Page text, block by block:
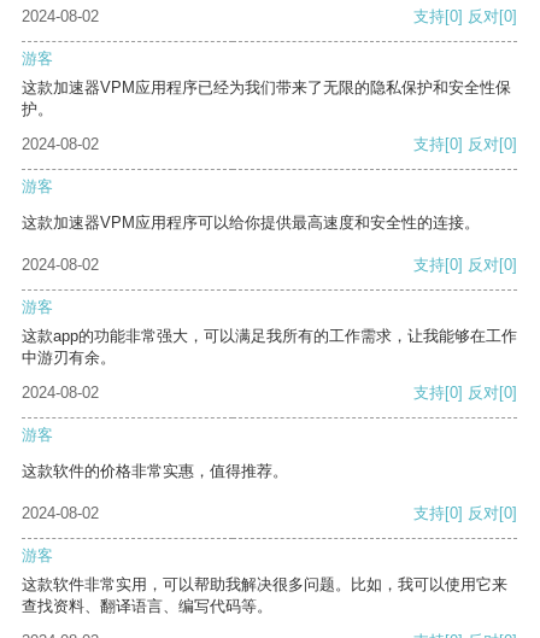
2024-08-02 支持[0] 反对[0]
游客
这款加速器VPM应用程序已经为我们带来了无限的隐私保护和安全性保
护。
2024-08-02
支持[0] 反对[0]
游客
这款加速器VPM应用程序可以给你提供最高速度和安全性的连接。
2024-08-02 支持[0] 反对[0]
游客
这款app的功能非常强大，可以满足我所有的工作需求，让我能够在工作
中游刃有余。
2024-08-02
支持[0] 反对[0]
游客
这款软件的价格非常实惠，值得推荐。
2024-08-02 支持[0] 反对[0]
游客
这款软件非常实用，可以帮助我解决很多问题。比如，我可以使用它来
查找资料、翻译语言、编写代码等。